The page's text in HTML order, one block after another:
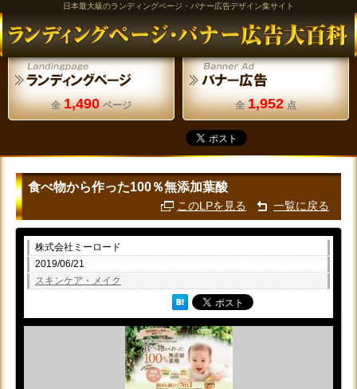
日本最大級のランディングページ・バナー広告デザイン集サイト
全 1,490 ページ 全 1,952 点
食べ物から作った100％無添加葉酸
このLPを見る 一覧に戻る
株式会社ミーロード
2019/06/21
スキンケア・メイク